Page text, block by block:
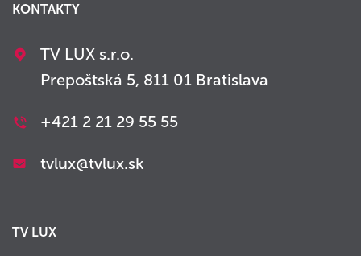
KONTAKTY
TV LUX s.r.o.
Prepoštská 5, 811 01 Bratislava
+421 2 21 29 55 55
tvlux@tvlux.sk
TV LUX